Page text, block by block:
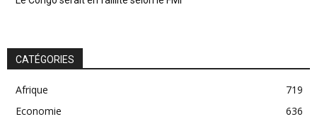
CATÉGORIES
Afrique
719
Economie
636